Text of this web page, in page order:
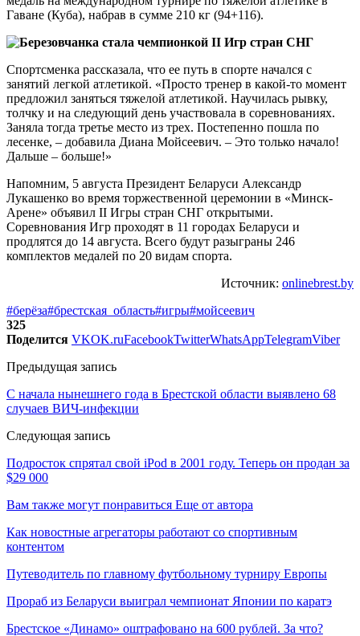
Гаване (Куба), набрав в сумме 210 кг (94+116).
Спортсменка рассказала, что ее путь в спорте начался с
занятий легкой атлетикой. «Просто тренер в какой-то момент
предложил заняться тяжелой атлетикой. Научилась рывку,
толчку и на следующий день участвовала в соревнованиях.
Заняла тогда третье место из трех. Постепенно пошла по
лесенке, – добавила Диана Мойсеевич. – Это только начало!
Дальше – больше!»
Напомним, 5 августа Президент Беларуси Александр
Лукашенко во время торжественной церемонии в «Минск-
Арене» объявил II Игры стран СНГ открытыми.
Соревнования Игр проходят в 11 городах Беларуси и
продлятся до 14 августа. Всего будут разыграны 246
комплектов медалей по 20 видам спорта.
Источник: onlinebrest.by
#берёза#брестская_область#игры#мойсеевич
325
Поделится VKOK.ruFacebookTwitterWhatsAppTelegramViber
Предыдущая запись
С начала нынешнего года в Брестской области выявлено 68
случаев ВИЧ-инфекции
Следующая запись
Подросток спрятал свой iPod в 2001 году. Теперь он продан за
$29 000
Вам также могут понравиться Еще от автора
Как новостные агрегаторы работают со спортивным
контентом
Путеводитель по главному футбольному турниру Европы
Прораб из Беларуси выиграл чемпионат Японии по каратэ
Брестское «Динамо» оштрафовано на 600 рублей. За что?